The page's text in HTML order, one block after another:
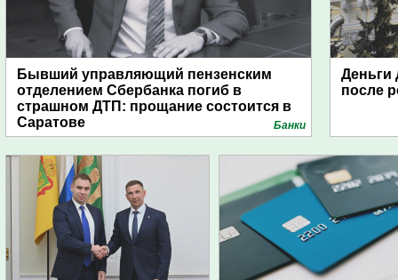
Бывший управляющий пензенским
отделением Сбербанка погиб в
страшном ДТП: прощание состоится в
Саратове
Банки
Деньги
после